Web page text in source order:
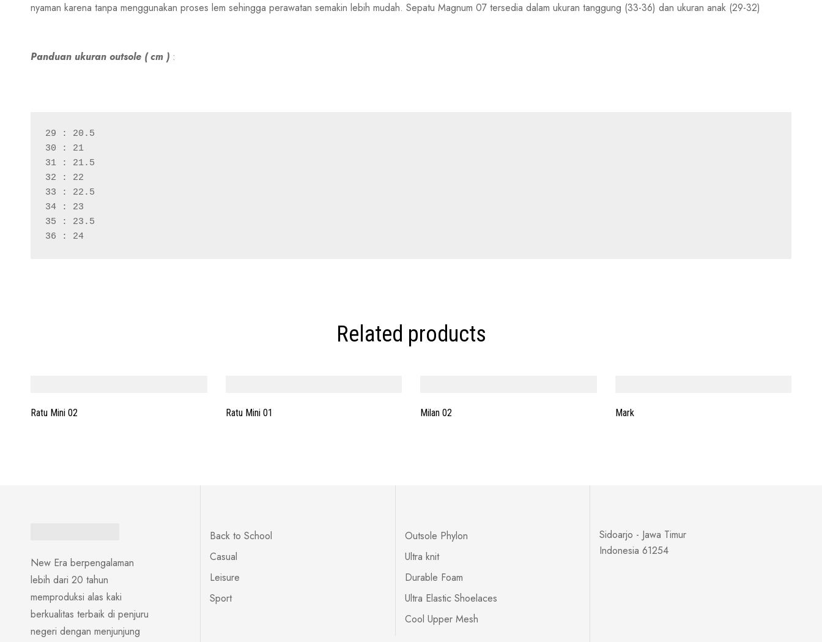
nyaman karena tanpa menggunakan proses lem sehingga perawatan semakin lebih mudah. Sepatu Magnum 07 tersedia dalam ukuran tanggung (33-36) dan ukuran anak (29-32)
Panduan ukuran outsole ( cm ) :
29 : 20.5
30 : 21
31 : 21.5
32 : 22
33 : 22.5
34 : 23
35 : 23.5
36 : 24
Related products
Ratu Mini 02 Ratu Mini 01 Milan 02 Mark
New Era berpengalaman
lebih dari 20 tahun
memproduksi alas kaki
berkualitas terbaik di penjuru
negeri dengan menjunjung
Back to School
Casual
Leisure
Sport
Outsole Phylon
Ultra knit
Durable Foam
Ultra Elastic Shoelaces
Cool Upper Mesh
Sidoarjo - Jawa Timur
Indonesia 61254